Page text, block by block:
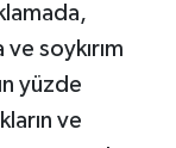
soykırım
yüzde
ve